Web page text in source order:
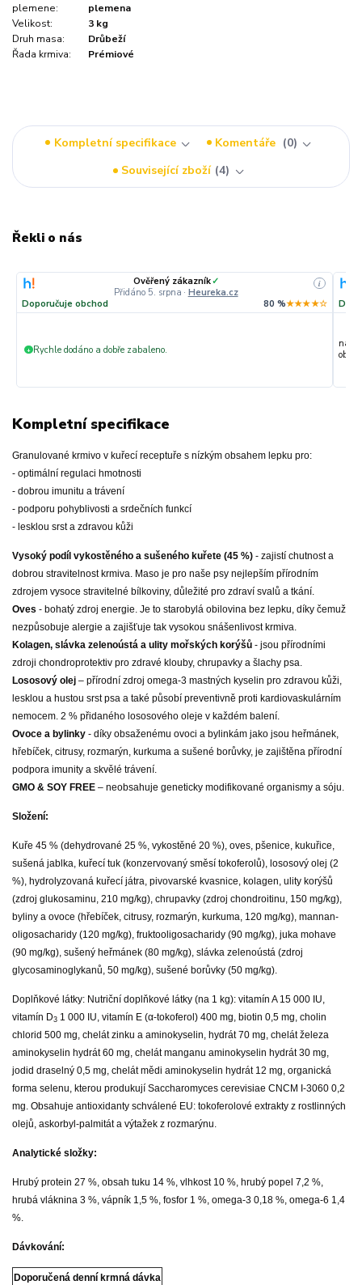
plemene:
plemena
Velikost:
3 kg
Druh masa:
Drůbeží
Řada krmiva:
Prémiové
Kompletní specifikace Komentáře
0
Související zboží 4
Řekli o nás
Ověřený zákazník✓
Přidáno 5. srpna · Heureka.cz
i
Doporučuje obchod 80 %★★★★☆
+ Rychle dodáno a dobře zabaleno.
Kompletní specifikace
Granulované krmivo v kuřecí receptuře s nízkým obsahem lepku pro:
- optimální regulaci hmotnosti
- dobrou imunitu a trávení
- podporu pohyblivosti a srdečních funkcí
- lesklou srst a zdravou kůži
Vysoký podíl vykostěného a sušeného kuřete (45 %) - zajistí chutnost a
dobrou stravitelnost krmiva. Maso je pro naše psy nejlepším přírodním
zdrojem vysoce stravitelné bílkoviny, důležité pro zdraví svalů a tkání.
Oves - bohatý zdroj energie. Je to starobylá obilovina bez lepku, díky čemuž
nezpůsobuje alergie a zajišťuje tak vysokou snášenlivost krmiva.
Kolagen, slávka zelenoústá a ulity mořských korýšů - jsou přírodními
zdroji chondroprotektiv pro zdravé klouby, chrupavky a šlachy psa.
Lososový olej – přírodní zdroj omega-3 mastných kyselin pro zdravou kůži,
lesklou a hustou srst psa a také působí preventivně proti kardiovaskulárním
nemocem. 2 % přidaného lososového oleje v každém balení.
Ovoce a bylinky - díky obsaženému ovoci a bylinkám jako jsou heřmánek,
hřebíček, citrusy, rozmarýn, kurkuma a sušené borůvky, je zajištěna přírodní
podpora imunity a skvělé trávení.
GMO & SOY FREE – neobsahuje geneticky modifikované organismy a sóju.
Složení:
Kuře 45 % (dehydrované 25 %, vykostěné 20 %), oves, pšenice, kukuřice,
sušená jablka, kuřecí tuk (konzervovaný směsí tokoferolů), lososový olej (2
%), hydrolyzovaná kuřecí játra, pivovarské kvasnice, kolagen, ulity korýšů
(zdroj glukosaminu, 210 mg/kg), chrupavky (zdroj chondroitinu, 150 mg/kg),
byliny a ovoce (hřebíček, citrusy, rozmarýn, kurkuma, 120 mg/kg), mannan-
oligosacharidy (120 mg/kg), fruktooligosacharidy (90 mg/kg), juka mohave
(90 mg/kg), sušený heřmánek (80 mg/kg), slávka zelenoústá (zdroj
glycosaminoglykanů, 50 mg/kg), sušené borůvky (50 mg/kg).
Doplňkové látky: Nutriční doplňkové látky (na 1 kg): vitamín A 15 000 IU,
vitamín D3 1 000 IU, vitamín E (α-tokoferol) 400 mg, biotin 0,5 mg, cholin
chlorid 500 mg, chelát zinku a aminokyselin, hydrát 70 mg, chelát železa
aminokyselin hydrát 60 mg, chelát manganu aminokyselin hydrát 30 mg,
jodid draselný 0,5 mg, chelát mědi aminokyselin hydrát 12 mg, organická
forma selenu, kterou produkují Saccharomyces cerevisiae CNCM I-3060 0,2
mg. Obsahuje antioxidanty schválené EU: tokoferolové extrakty z rostlinných
olejů, askorbyl-palmitát a výtažek z rozmarýnu.
Analytické složky:
Hrubý protein 27 %, obsah tuku 14 %, vlhkost 10 %, hrubý popel 7,2 %,
hrubá vláknina 3 %, vápník 1,5 %, fosfor 1 %, omega-3 0,18 %, omega-6 1,4
%.
Dávkování:
Doporučená denní krmná dávka